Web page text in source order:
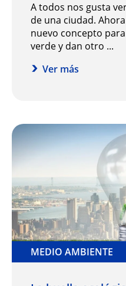
A todos nos gusta
de una ciudad.
nuevo concepto
verde y dan otro ...
Ver más
MEDIO AMBIENTE